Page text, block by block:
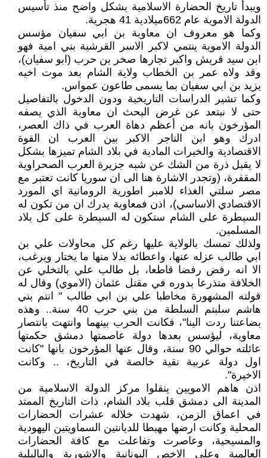
ويبدأ تاريخ الحضارة الاسلامية بشكل واضح منذ تأسيس
الدولة الاموية عام 662ميلادية 41 هجرية.
وكما هو معروف ان معاوية بن ابي سفيان مؤسس
الدولة الاموية ينتمي لاكبر الاسر القرشية بني امية فهو
ابن سيد قريش واكبر تجارها صخر بن حرب (ابو سفيان)،
وقد ولاه عمر بن الخطاب ولاية الشام بعد موت اخيه
يزيد بن ابي سفيان بما يسمى طاعون عمواس.
وكما تشير الدراسات التاريخية ودون الدخول بالتفاصيل
حتى لا نبتعد عن غرض البحث ان معاوية الذي يصفه
المؤرخون بانه من أعظم دهاة العرب في ذاك العصر،
ادرك وهو ابن التاجر الاكبر بين العرب ان القوة
الاقتصادية والخيرات المادية في بلاد الشام تميزها بشكل
لا يقبل ذرة من الشك عن شبه جزيرة العرب الصحراوية
المقفرة، (وتجدر الاشارة هنا الى ان سوريا كانت تعتبر مع
مصر سلتي الغذاء للامبر اطورية الرومانية اي المورد
الاقتصادي الاساسي)، اذن فمعاوية يدرك ان من تكون له
السيطرة على الشام ستكون له السيطرة على كل بلاد
المسلمين.
ولذلك تمسك بالولاية عليها رغم كل محاولات علي بن
ابي طالب عزله عنها، واعطائه بدلا منها ما يختار ويرغب،
الا انه رفض رفضا قاطعا، بل طالب علي بالتخلي عن
الخلافة متذرعا بدوره في مقتل عثمان (الاموي) وقال له
قولته المشهورة مخاطبا علي بن ابي طالب " انتم بني
هاشم سلبتم السلطة من بني حرب 40 سنة.. وهذه
بضاعتنا ردت الينا"، فكانت الحرب بينهما وانتهت بانتصار
معاوية، ليؤسس بعدها دولة عاصمتها دمشق حكمتها
عائلته حوالي 90 سنة، وقال عنها المؤرخون بانها "كانت
اول دولة عربية نقية خالصة في التاريخ، .. وكانت
الاخيرة".
اذن هاهم الامويين ينقلوا مركز الدولة الاسلامية من
المدينة الى دمشق قلب بلاد الشام، ذات التاريخ الممتد
في اعماق الزمن، شهدت خلاله عشرات الحضارات
المحلية وكانت ارضها مهبطا للديانتين السماويتين اليهودية
والمسيحية، وعاصرت وتفاعلت مع كافة الحضارات
العالمية وعلى الاخص اليونانية والاشورية والبالبلية